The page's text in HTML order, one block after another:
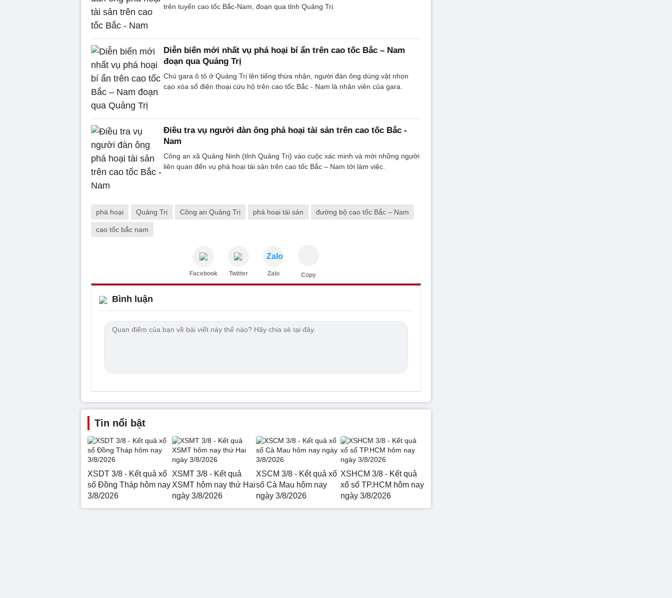
trên tuyến cao tốc Bắc-Nam, đoạn qua tỉnh Quảng Trị.
Diễn biến mới nhất vụ phá hoại bí ẩn trên cao tốc Bắc – Nam
đoạn qua Quảng Trị
Chủ gara ô tô ở Quảng Trị lên tiếng thừa nhận, người đàn ông dùng vật nhọn
cạo xóa số điện thoại cứu hộ trên cao tốc Bắc - Nam là nhân viên của gara.
Điều tra vụ người đàn ông phá hoại tài sản trên cao tốc Bắc -
Nam
Công an xã Quảng Ninh (tỉnh Quảng Trị) vào cuộc xác minh và mời những người
liên quan đến vụ phá hoại tài sản trên cao tốc Bắc – Nam tới làm việc.
phá hoại Quảng Trị Công an Quảng Trị phá hoại tài sản đường bộ cao tốc Bắc – Nam
cao tốc bắc nam
Facebook Twitter
Zalo
Zalo Copy
Bình luận
Tin nổi bật
XSDT 3/8 - Kết quả xổ
số Đồng Tháp hôm nay
3/8/2026
XSMT 3/8 - Kết quả
XSMT hôm nay thứ Hai
ngày 3/8/2026
XSCM 3/8 - Kết quả xổ
số Cà Mau hôm nay
ngày 3/8/2026
XSHCM 3/8 - Kết quả
xổ số TP.HCM hôm nay
ngày 3/8/2026